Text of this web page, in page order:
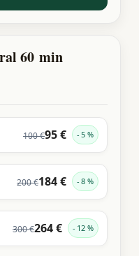
60 min
100 €95 € 5 %
200 €184 € 8 %
300 €264 € 12 %